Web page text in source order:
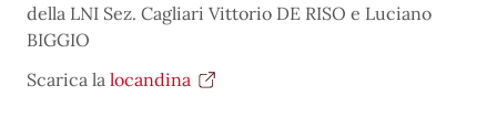
della LNI Sez. Cagliari Vittorio DE RISO e Luciano
BIGGIO
Scarica la locandina